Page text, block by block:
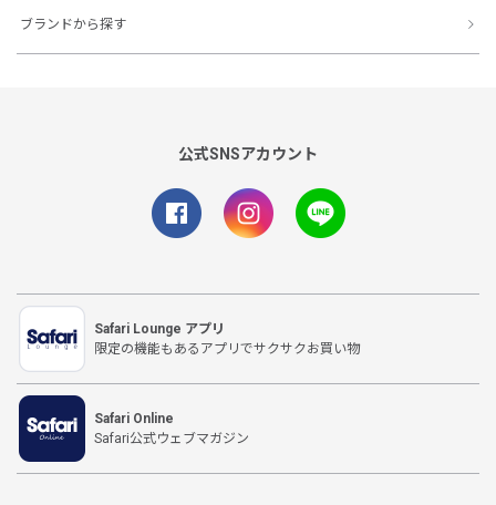
ブランドから探す
公式SNSアカウント
Safari Lounge アプリ
限定の機能もあるアプリでサクサクお買い物
Safari Online
Safari公式ウェブマガジン